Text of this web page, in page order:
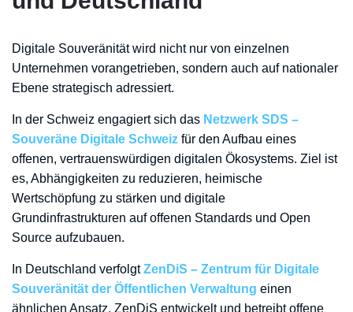
Digitale Souveränität wird nicht nur von einzelnen
Unternehmen vorangetrieben, sondern auch auf nationaler
Ebene strategisch adressiert.
In der Schweiz engagiert sich das Netzwerk SDS –
Souveräne Digitale Schweiz für den Aufbau eines
offenen, vertrauenswürdigen digitalen Ökosystems. Ziel ist
es, Abhängigkeiten zu reduzieren, heimische
Wertschöpfung zu stärken und digitale
Grundinfrastrukturen auf offenen Standards und Open
Source aufzubauen.
In Deutschland verfolgtZenDiS – Zentrum für Digitale
Souveränität der Öffentlichen Verwaltung einen
ähnlichen Ansatz. ZenDiS entwickelt und betreibt offene